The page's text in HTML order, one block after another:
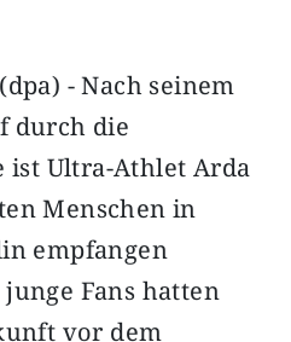
- Nach seinem
durch die
Ultra-Athlet Arda
Menschen in
empfangen
Fans hatten
vor dem